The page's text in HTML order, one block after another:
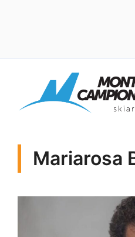
contenuto
Mariarosa